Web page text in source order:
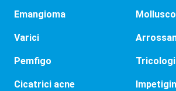
Emangioma
Varici
Pemfigo
Cicatrici acne